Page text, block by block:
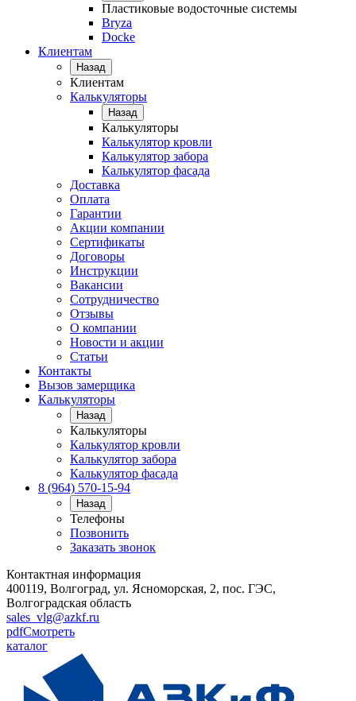
Пластиковые водосточные системы
Bryza
Docke
Клиентам
Назад
Клиентам
Калькуляторы
Назад
Калькуляторы
Калькулятор кровли
Калькулятор забора
Калькулятор фасада
Доставка
Оплата
Гарантии
Акции компании
Сертификаты
Договоры
Инструкции
Вакансии
Сотрудничество
Отзывы
О компании
Новости и акции
Статьи
Контакты
Вызов замерщика
Калькуляторы
Назад
Калькуляторы
Калькулятор кровли
Калькулятор забора
Калькулятор фасада
8 (964) 570-15-94
Назад
Телефоны
Позвонить
Заказать звонок
Контактная информация
400119, Волгоград, ул. Ясноморская, 2, пос. ГЭС,
Волгоградская область
sales_vlg@azkf.ru
pdfСмотреть
каталог